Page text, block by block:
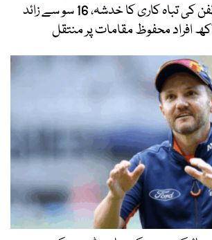
چین میں طوفان ڈولفن کی تباہ کاری کا خدشہ، 16 سو سے زائد